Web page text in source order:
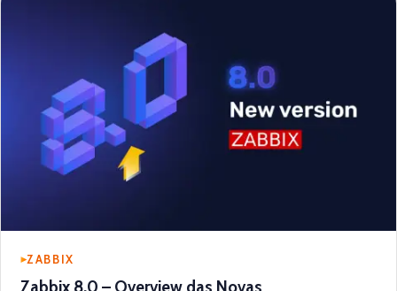
ZABBIX
Zabbix 8.0 – Overview das Novas